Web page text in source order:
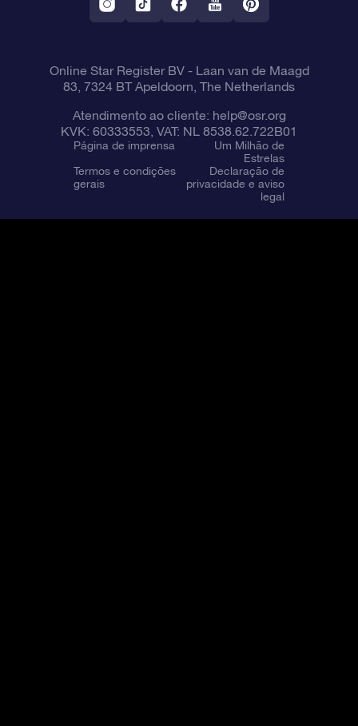
Online Star Register BV- Laan van de Maagd
83, 7324 BT Apeldoorn, The Netherlands
Atendimento ao cliente: help@osr.org
KVK: 60333553, VAT: NL 8538.62.722B01
Página de imprensa
Um Milhão de
Estrelas
Termos e condições
gerais
Declaração de
privacidade e aviso
legal